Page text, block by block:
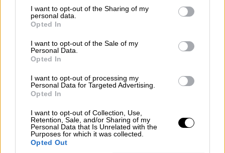
I want to opt-out of the Sharing of my
personal data.
Opted In
I want to opt-out of the Sale of my
Personal Data.
Opted In
I want to opt-out of processing my
Personal Data for Targeted Advertising.
Opted In
I want to opt-out of Collection, Use,
Retention, Sale, and/or Sharing of my
Personal Data that Is Unrelated with the
Purposes for which it was collected.
Opted Out
Por
Por Juan Manuel Beltrán
El Conflicto de Oriente Medio:
Un Nuevo Orden Autoritario
en Construcción
Geopolítica de Crisis